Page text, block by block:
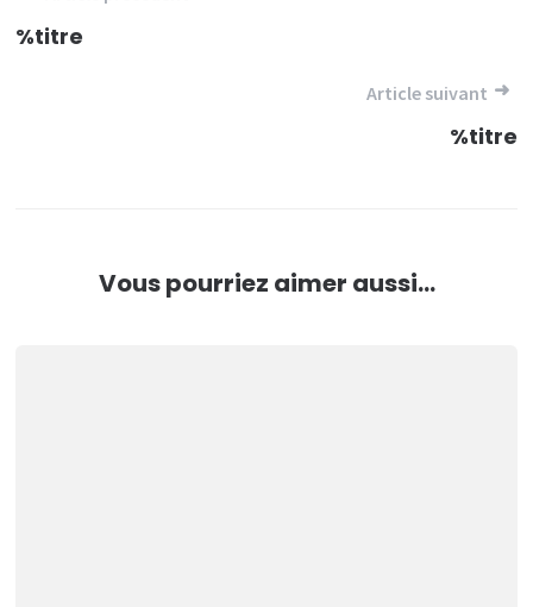
de
%titre
Article suivant
%titre
Vous pourriez aimer aussi...